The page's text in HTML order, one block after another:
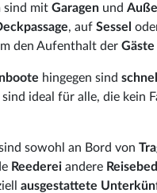
sind mit Garagen und
, auf Sessel
den Aufenthalt der Gäste
hingegen sind
ideal für alle, die kein
sowohl an Bord von
Reederei andere
ausgestattete